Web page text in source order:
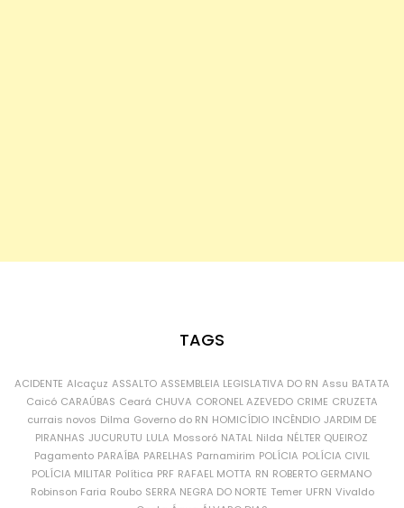
TAGS
ACIDENTE Alcaçuz ASSALTO ASSEMBLEIA LEGISLATIVA DO RN Assu BATATA
Caicó CARAÚBAS Ceará CHUVA CORONEL AZEVEDO CRIME CRUZETA
currais novos Dilma Governo do RN HOMICÍDIO INCÊNDIO JARDIM DE
PIRANHAS JUCURUTU LULA Mossoró NATAL Nilda NÉLTER QUEIROZ
Pagamento PARAÍBA PARELHAS Parnamirim POLÍCIA POLÍCIA CIVIL
POLÍCIA MILITAR Política PRF RAFAEL MOTTA RN ROBERTO GERMANO
Robinson Faria Roubo SERRA NEGRA DO NORTE Temer UFRN Vivaldo